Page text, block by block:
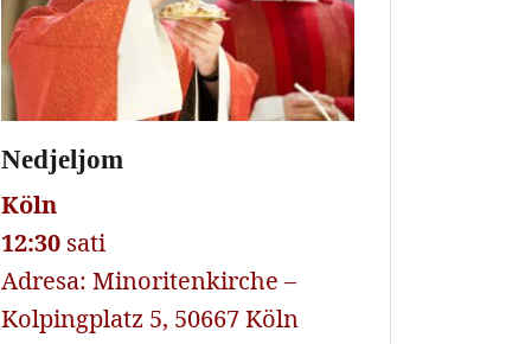
Nedjeljom
Köln
12:30 sati
Adresa: Minoritenkirche –
Kolpingplatz 5, 50667 Köln